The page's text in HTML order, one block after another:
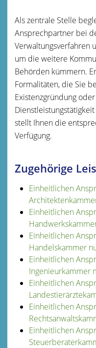
Als zentrale Stelle
Ansprechpartner bei
Verwaltungsverfahren
um die weitere
Behörden kümmern.
Formalitäten, die Sie
Existenzgründung
stellt Ihnen die
Verfügung.
Zugehörige
Einheitlichen
Einheitlichen
Einheitlichen
Handelskammer
Einheitlichen
Ingenieurkammer
Einheitlichen
Einheitlichen
Einheitlichen